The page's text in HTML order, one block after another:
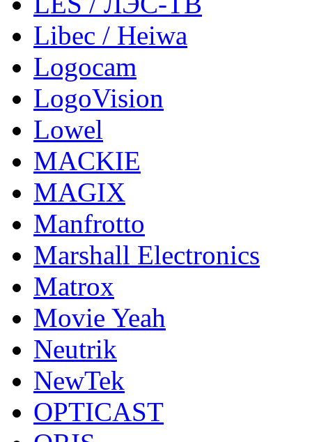
Libec / Heiwa
Logocam
LogoVision
Lowel
MACKIE
MAGIX
Manfrotto
Marshall Electronics
Matrox
Movie Yeah
Neutrik
NewTek
OPTICAST